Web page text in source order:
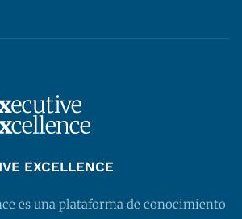
EXCELLENCE
es una plataforma de conocimiento